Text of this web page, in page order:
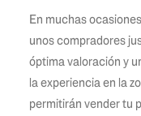
En muchas
unos compradores
óptima valoración y
la experiencia en la
permitirán vender tu